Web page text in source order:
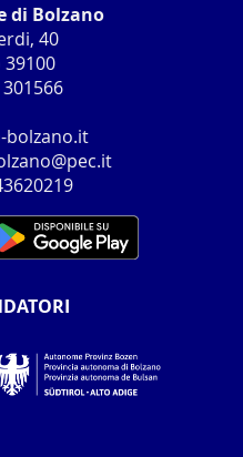
di Bolzano
40
39100
bolzano.it